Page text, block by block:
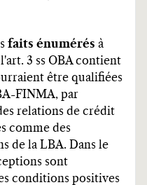
faits énumérés à
3 ss OBA contient
être qualifiées
FINMA, par
relations de crédit
comme des
de la LBA. Dans le
sont
conditions positives